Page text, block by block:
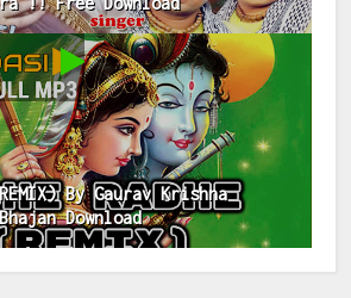
By Gaurav Krishna
Download